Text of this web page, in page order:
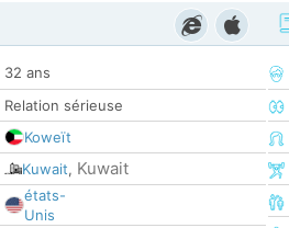
32 ans
Relation sérieuse
Koweït
Kuwait, Kuwait
états-
Unis